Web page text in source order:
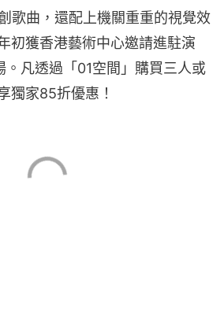
歌曲，還配上機關重重的視覺效
初獲香港藝術中心邀請進駐演
。凡透過「01空間」購買三人或
獨家85折優惠！